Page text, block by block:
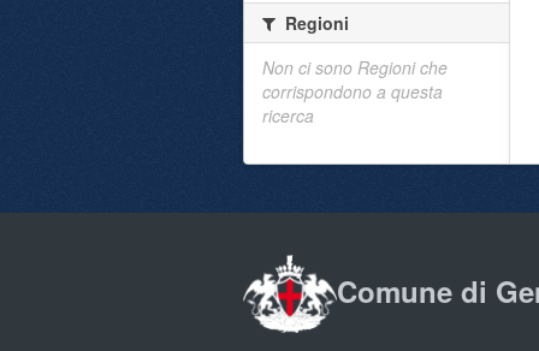
Regioni
Non ci sono Regioni che
corrispondono a questa
ricerca
Comune di